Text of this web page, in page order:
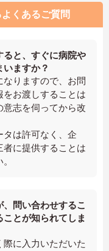
くあるご質問
ると、すぐに病院や
ますか？
りますので、お問
お渡しすることは
意志を伺ってから改
タは許可なく、企
に提供することは
問い合わせするこ
とが知られてしま
に入力いただいた